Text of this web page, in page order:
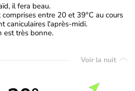
il fera beau.
entre 20 et 39°C au cours
caniculaires l'après-midi.
est très bonne.
Voir la nuit